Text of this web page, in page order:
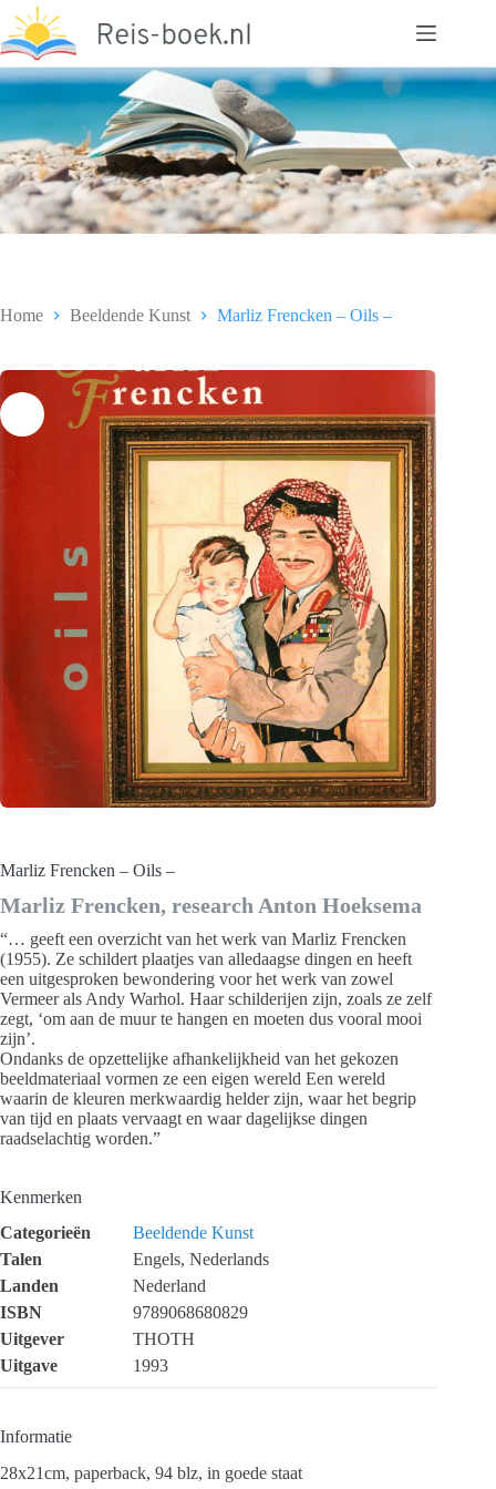
naar
de
inhoud
Home Beeldende Kunst Marliz Frencken – Oils –
Marliz Frencken – Oils –
Marliz Frencken, research Anton Hoeksema
“… geeft een overzicht van het werk van Marliz Frencken
(1955). Ze schildert plaatjes van alledaagse dingen en heeft
een uitgesproken bewondering voor het werk van zowel
Vermeer als Andy Warhol. Haar schilderijen zijn, zoals ze zelf
zegt, ‘om aan de muur te hangen en moeten dus vooral mooi
zijn’.
Ondanks de opzettelijke afhankelijkheid van het gekozen
beeldmateriaal vormen ze een eigen wereld Een wereld
waarin de kleuren merkwaardig helder zijn, waar het begrip
van tijd en plaats vervaagt en waar dagelijkse dingen
raadselachtig worden.”
Kenmerken
Categorieën
Beeldende Kunst
Talen
Engels, Nederlands
Landen
Nederland
ISBN
9789068680829
Uitgever
THOTH
Uitgave
1993
Informatie
28x21cm, paperback, 94 blz, in goede staat